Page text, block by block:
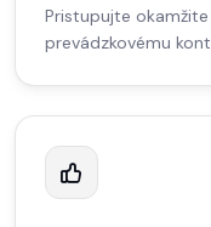
Pristupujte
prevádzkovému